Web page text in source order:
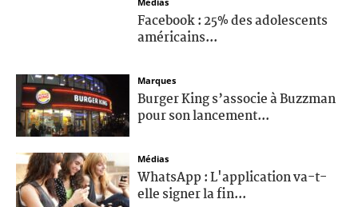
Facebook : 25% des adolescents
américains...
Marques
Burger King s’associe à Buzzman
pour son lancement...
Médias
WhatsApp : L'application va-t-
elle signer la fin...